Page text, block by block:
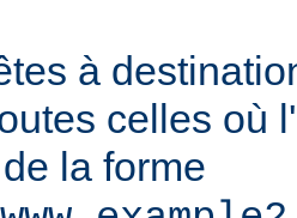
à
celles où
la forme